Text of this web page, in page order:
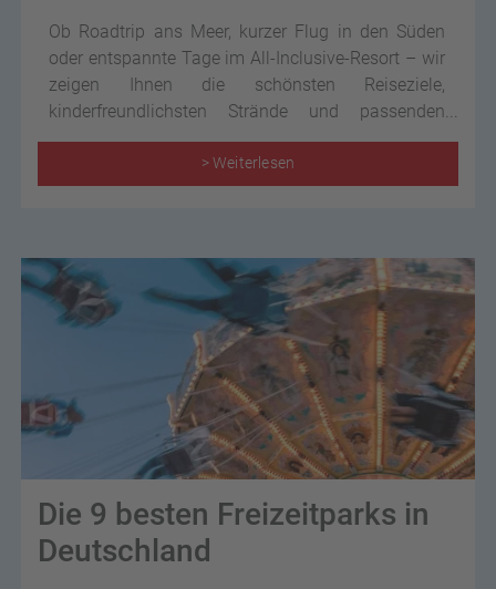
Ob Roadtrip ans Meer, kurzer Flug in den Süden
oder entspannte Tage im All-Inclusive-Resort – wir
zeigen Ihnen die schönsten Reiseziele,
kinderfreundlichsten Strände und passenden
Unterkünfte für einen rundum gelungenen
Familienurlaub in Europa.> Weiterlesen
Die 9 besten Freizeitparks in
Deutschland